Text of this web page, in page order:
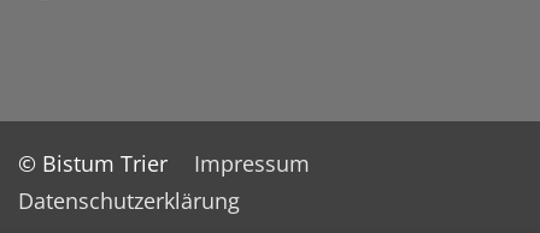
© Bistum Trier
Impressum
Datenschutzerklärung